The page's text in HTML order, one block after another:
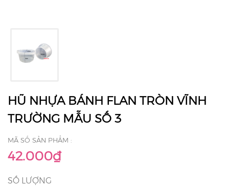
HŨ NHỰA BÁNH FLAN TRÒN VĨNH
TRƯỜNG MẪU SỐ 3
MÃ SỐ SẢN PHẨM :
42.000₫
SỐ LƯỢNG